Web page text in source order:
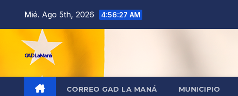
Mié. Ago 5th, 2026 4:56:27 AM
GAD La Maná
CORREO GAD LA MANÁ MUNICIPIO